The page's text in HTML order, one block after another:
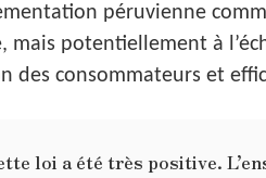
péruvienne
mais potentiellement à
des consommateurs et
loi a été très positive.